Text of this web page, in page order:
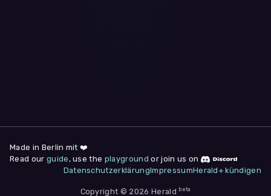
deine Zustimmung jederzeit unter "
am Seitenende widerrufen.
Nur notwendige
Made in Berlin mit ❤️
Read our guide , use the playground or join us on
DatenschutzerklärungImpressumHerald+ kündigen
Copyright © 2026 Herald beta